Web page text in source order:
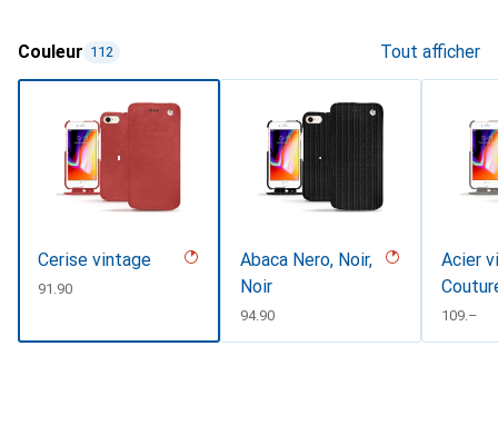
Couleur 112 Tout afficher
Cerise vintage
CHF
91.90
Abaca Nero, Noir,
Noir
CHF
94.90
Acier
CHF
109.–